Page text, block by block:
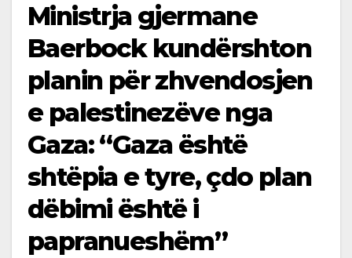
Ministrja gjermane
Baerbock kundërshton
planin për zhvendosjen
e palestinezëve nga
Gaza: “Gaza është
shtëpia e tyre, çdo plan
dëbimi është i
papranueshëm”